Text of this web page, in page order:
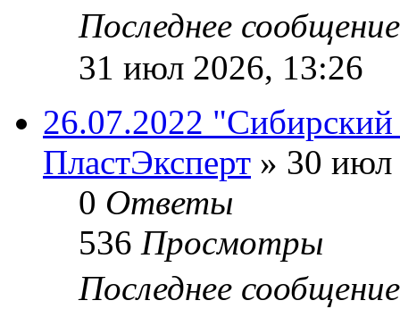
Последнее
31 июл 2026, 13:26
26.07.2022 "Сибирский
ПластЭксперт » 30 июл
0 Ответы
536 Просмотры
Последнее